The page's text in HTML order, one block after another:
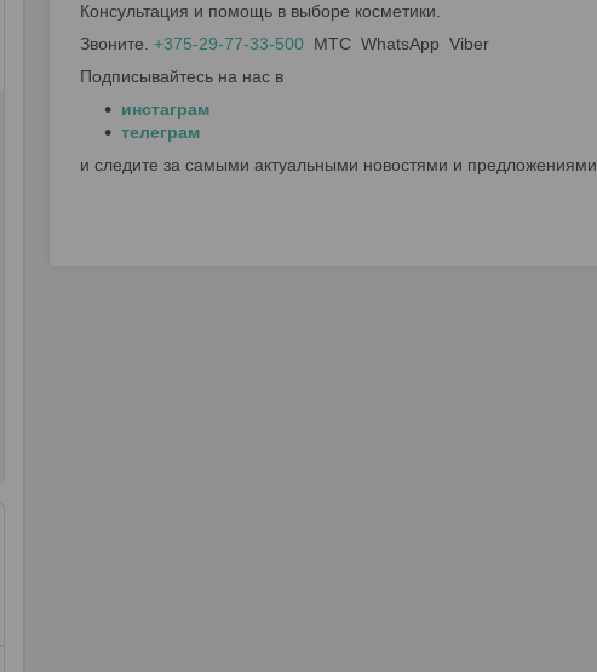
Консультация и помощь в выборе косметики.
Звоните. +375-29-77-33-500 МТС WhatsApp Viber
Подписывайтесь на нас в
инстаграм
телеграм
и следите за самыми актуальными новостями и предложениями